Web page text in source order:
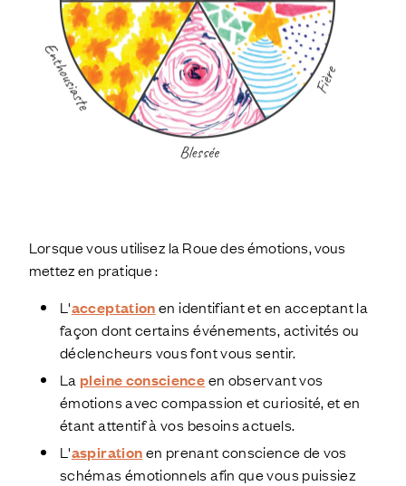
Lorsque vous utilisez la Roue des émotions, vous
mettez en pratique :
L'acceptationen identifiant et en acceptant la
façon dont certains événements, activités ou
déclencheurs vous font vous sentir.
La pleine conscienceen observant vos
émotions avec compassion et curiosité, et en
étant attentif à vos besoins actuels.
L'aspirationen prenant conscience de vos
schémas émotionnels afin que vous puissiez